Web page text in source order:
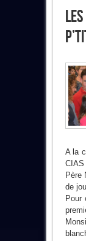
A la
Père
de
Pour